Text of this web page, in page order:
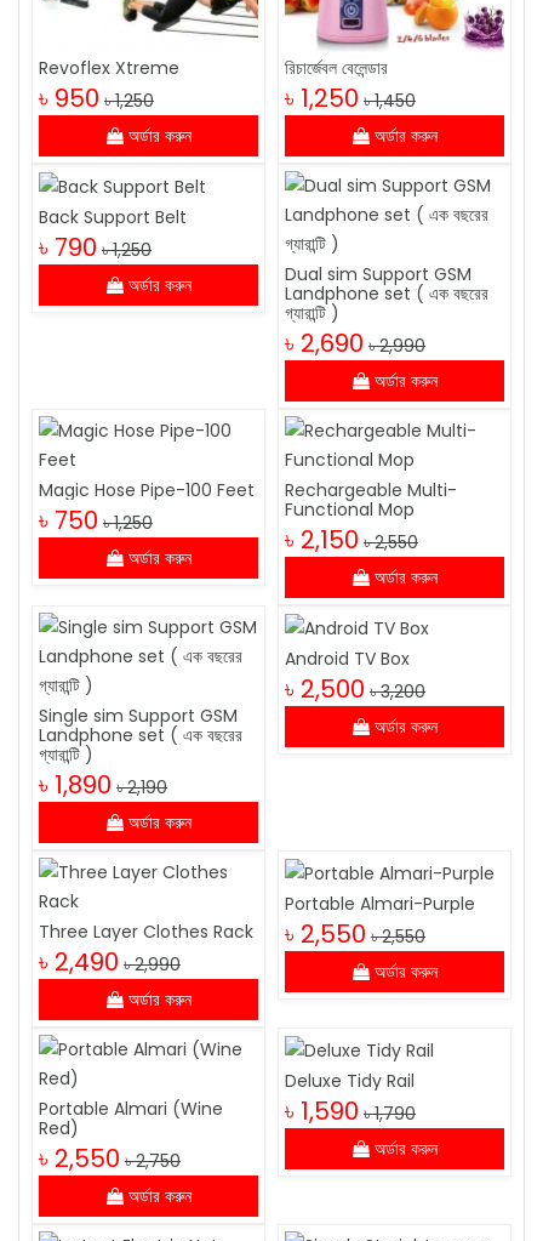
Revoflex Xtreme
৳ 950 ৳ 1,250
অর্ডার করুন
রিচার্জেবল বেলেন্ডার
৳ 1,250 ৳ 1,450
অর্ডার করুন
Back Support Belt
৳ 790 ৳ 1,250
অর্ডার করুন
Dual sim Support GSM
Landphone set ( এক বছরের
গ্যারান্টি )
৳ 2,690 ৳ 2,990
অর্ডার করুন
Magic Hose Pipe-100 Feet
৳ 750 ৳ 1,250
অর্ডার করুন
Rechargeable Multi-
Functional Mop
৳ 2,150 ৳ 2,550
অর্ডার করুন
Single sim Support GSM
Landphone set ( এক বছরের
গ্যারান্টি )
৳ 1,890 ৳ 2,190
অর্ডার করুন
Android TV Box
৳ 2,500 ৳ 3,200
অর্ডার করুন
Three Layer Clothes Rack
৳ 2,490 ৳ 2,990
অর্ডার করুন
Portable Almari-Purple
৳ 2,550 ৳ 2,550
অর্ডার করুন
Portable Almari (Wine
Red)
৳ 2,550 ৳ 2,750
অর্ডার করুন
Deluxe Tidy Rail
৳ 1,590 ৳ 1,790
অর্ডার করুন